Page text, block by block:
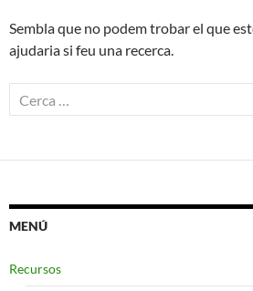
Sembla que no podem trobar el que
ajudaria si feu una recerca.
Cerca:
MENÚ
Recursos